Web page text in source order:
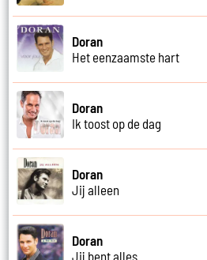
Doran
Het eenzaamste hart
Doran
Ik toost op de dag
Doran
Jij alleen
Doran
Jij bent alles